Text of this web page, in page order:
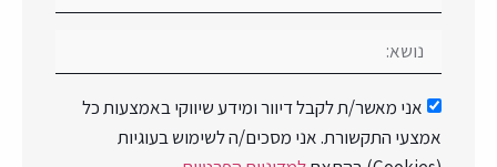
אני מאשר/ת לקבל דיוור ומידע שיווקי באמצעות כל
אמצעי התקשורת. אני מסכים/ה לשימוש בעוגיות